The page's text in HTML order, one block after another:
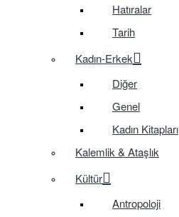
Hatıralar
Tarih
Kadın-Erkek
Diğer
Genel
Kadın Kitapları
Kalemlik & Ataşlık
Kültür
Antropoloji